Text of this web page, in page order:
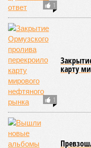
1
1
карту